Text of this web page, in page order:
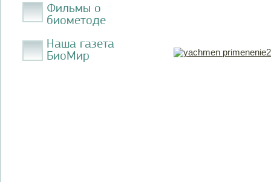
Фильмы о
биометоде
Наша газета
БиоМир